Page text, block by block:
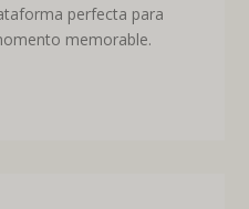
perfecta para
memorable.